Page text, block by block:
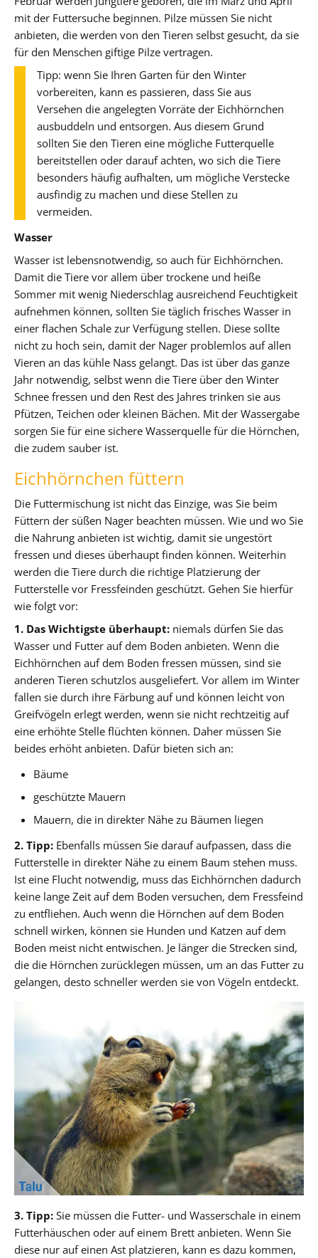
mit der Futtersuche beginnen. Pilze müssen Sie nicht
anbieten, die werden von den Tieren selbst gesucht, da sie
für den Menschen giftige Pilze vertragen.
Tipp: wenn Sie Ihren Garten für den Winter
vorbereiten, kann es passieren, dass Sie aus
Versehen die angelegten Vorräte der Eichhörnchen
ausbuddeln und entsorgen. Aus diesem Grund
sollten Sie den Tieren eine mögliche Futterquelle
bereitstellen oder darauf achten, wo sich die Tiere
besonders häufig aufhalten, um mögliche Verstecke
ausfindig zu machen und diese Stellen zu
vermeiden.
Wasser
Wasser ist lebensnotwendig, so auch für Eichhörnchen.
Damit die Tiere vor allem über trockene und heiße
Sommer mit wenig Niederschlag ausreichend Feuchtigkeit
aufnehmen können, sollten Sie täglich frisches Wasser in
einer flachen Schale zur Verfügung stellen. Diese sollte
nicht zu hoch sein, damit der Nager problemlos auf allen
Vieren an das kühle Nass gelangt. Das ist über das ganze
Jahr notwendig, selbst wenn die Tiere über den Winter
Schnee fressen und den Rest des Jahres trinken sie aus
Pfützen, Teichen oder kleinen Bächen. Mit der Wassergabe
sorgen Sie für eine sichere Wasserquelle für die Hörnchen,
die zudem sauber ist.
Eichhörnchen füttern
Die Futtermischung ist nicht das Einzige, was Sie beim
Füttern der süßen Nager beachten müssen. Wie und wo Sie
die Nahrung anbieten ist wichtig, damit sie ungestört
fressen und dieses überhaupt finden können. Weiterhin
werden die Tiere durch die richtige Platzierung der
Futterstelle vor Fressfeinden geschützt. Gehen Sie hierfür
wie folgt vor:
1. Das Wichtigste überhaupt: niemals dürfen Sie das
Wasser und Futter auf dem Boden anbieten. Wenn die
Eichhörnchen auf dem Boden fressen müssen, sind sie
anderen Tieren schutzlos ausgeliefert. Vor allem im Winter
fallen sie durch ihre Färbung auf und können leicht von
Greifvögeln erlegt werden, wenn sie nicht rechtzeitig auf
eine erhöhte Stelle flüchten können. Daher müssen Sie
beides erhöht anbieten. Dafür bieten sich an:
Bäume
geschützte Mauern
Mauern, die in direkter Nähe zu Bäumen liegen
2. Tipp: Ebenfalls müssen Sie darauf aufpassen, dass die
Futterstelle in direkter Nähe zu einem Baum stehen muss.
Ist eine Flucht notwendig, muss das Eichhörnchen dadurch
keine lange Zeit auf dem Boden versuchen, dem Fressfeind
zu entfliehen. Auch wenn die Hörnchen auf dem Boden
schnell wirken, können sie Hunden und Katzen auf dem
Boden meist nicht entwischen. Je länger die Strecken sind,
die die Hörnchen zurücklegen müssen, um an das Futter zu
gelangen, desto schneller werden sie von Vögeln entdeckt.
3. Tipp: Sie müssen die Futter- und Wasserschale in einem
Futterhäuschen oder auf einem Brett anbieten. Wenn Sie
diese nur auf einen Ast platzieren, kann es dazu kommen,